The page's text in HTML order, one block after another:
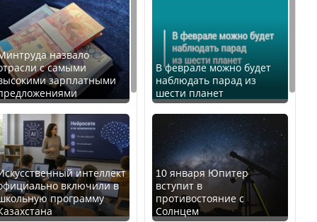
назвало
с самыми
зарплатными
интеллект
включили в
программу
В феврале можно будет
наблюдать парад из
шести планет
10 января Юпитер
вступит в
противостояние с
Солнцем